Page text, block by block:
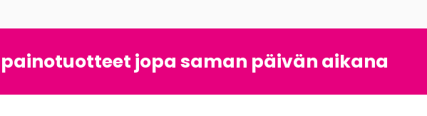
jopa saman päivän aikana